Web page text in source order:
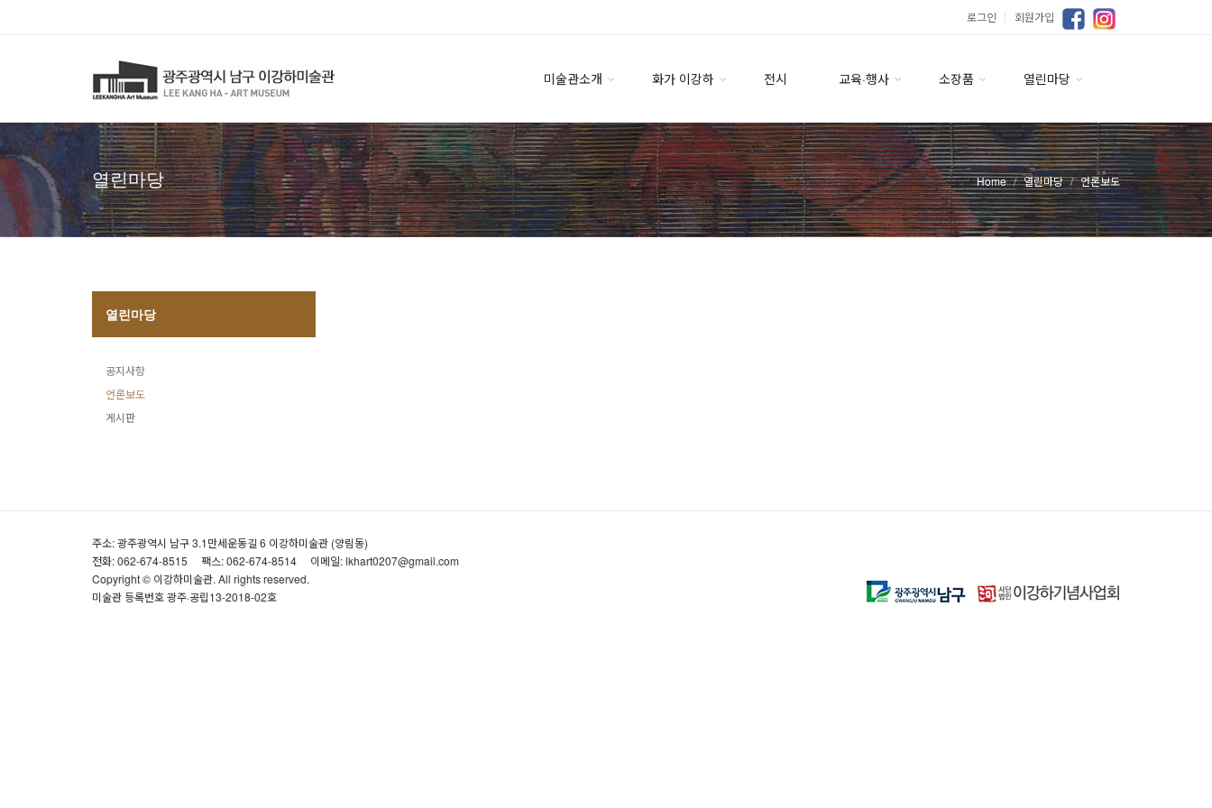
로그인 ｜ 회원가입
미술관소개 화가 이강하 전시 교육·행사 소장품 열린마당
열린마당 Home 열린마당 언론보도
열린마당
공지사항
언론보도
게시판
주소: 광주광역시 남구 3.1만세운동길 6 이강하미술관 (양림동)
전화: 062-674-8515
팩스: 062-674-8514
이메일: lkhart0207@gmail.com
Copyright © 이강하미술관. All rights reserved.
미술관 등록번호 광주·공립13-2018-02호